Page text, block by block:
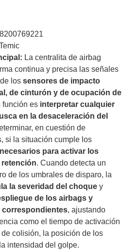
8200769221
La centralita de airbag
continua y precisa las señales
de lossensores de impacto
de cinturón y de ocupación de
función es interpretar cualquier
en la desaceleración del
en cuestión de
si la situación cumple los
para activar los
. Cuando detecta un
de los umbrales de disparo, la
la severidad del choque y
de los airbags y
correspondientes, ajustando
como el tiempo de activación
colisión, la posición de los
intensidad del golpe.